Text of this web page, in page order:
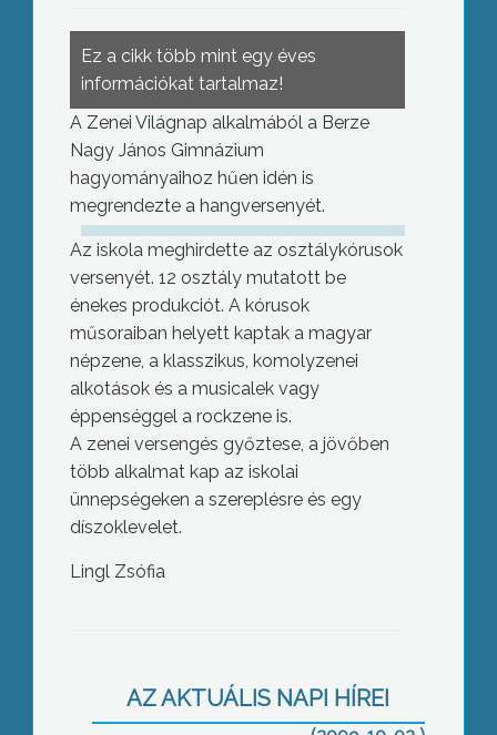
Ez a cikk több mint egy éves
információkat tartalmaz!
A Zenei Világnap alkalmából a Berze
Nagy János Gimnázium
hagyományaihoz hűen idén is
megrendezte a hangversenyét.
Az iskola meghirdette az osztálykórusok
versenyét. 12 osztály mutatott be
énekes produkciót. A kórusok
műsoraiban helyett kaptak a magyar
népzene, a klasszikus, komolyzenei
alkotások és a musicalek vagy
éppenséggel a rockzene is.
A zenei versengés győztese, a jövőben
több alkalmat kap az iskolai
ünnepségeken a szereplésre és egy
díszoklevelet.
Lingl Zsófia
AZ AKTUÁLIS NAPI HÍREI
szüretelőkre az Apeh revizorai